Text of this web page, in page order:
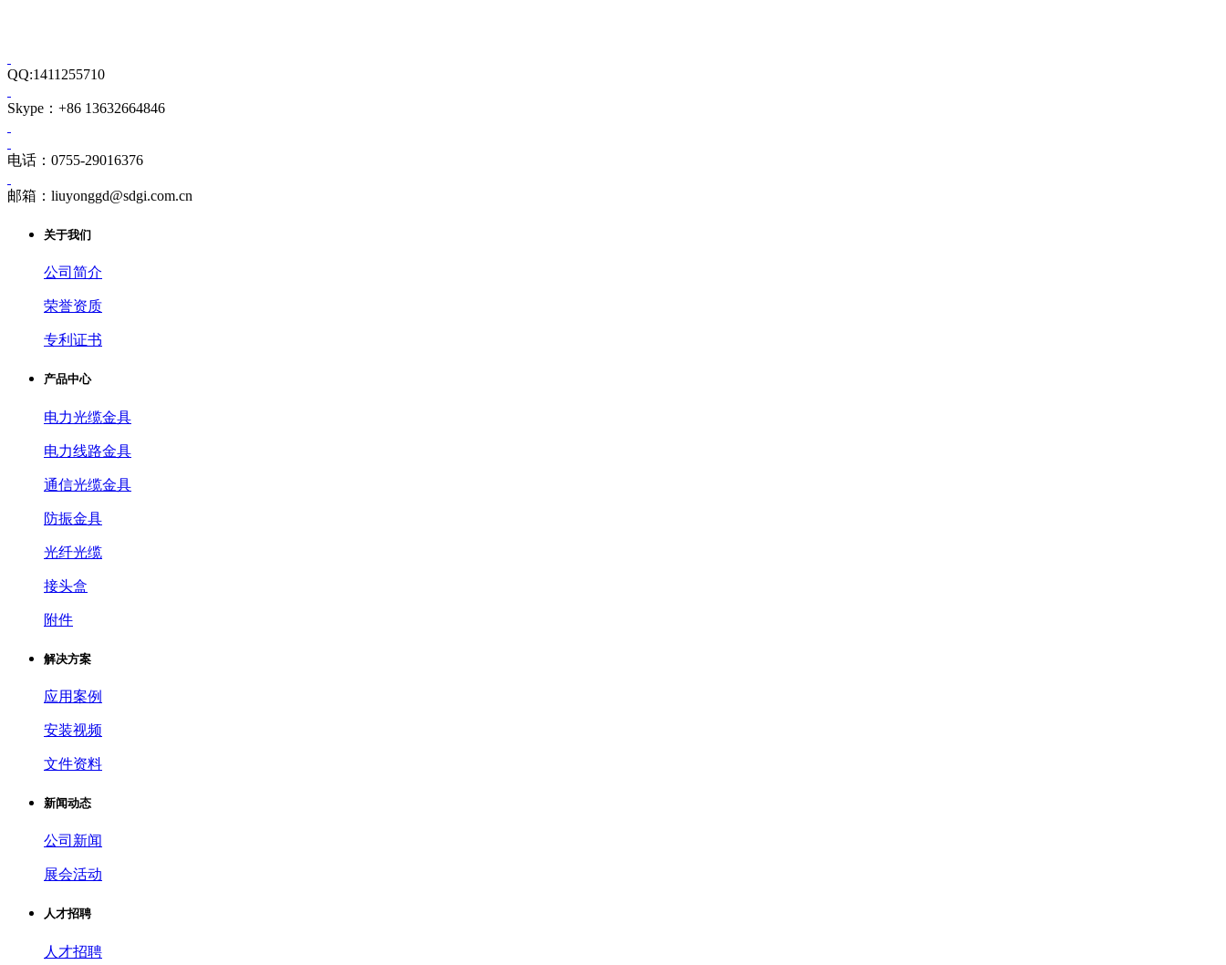
QQ:1411255710
Skype：+86 13632664846
电话：0755-29016376
邮箱：liuyonggd@sdgi.com.cn
关于我们
公司简介
荣誉资质
专利证书
产品中心
电力光缆金具
电力线路金具
通信光缆金具
防振金具
光纤光缆
接头盒
附件
解决方案
应用案例
安装视频
文件资料
新闻动态
公司新闻
展会活动
人才招聘
人才招聘